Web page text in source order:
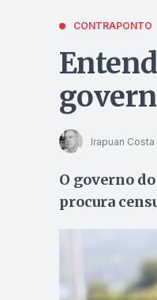
CONTRAPONTO
Irapuan
O governo
procura